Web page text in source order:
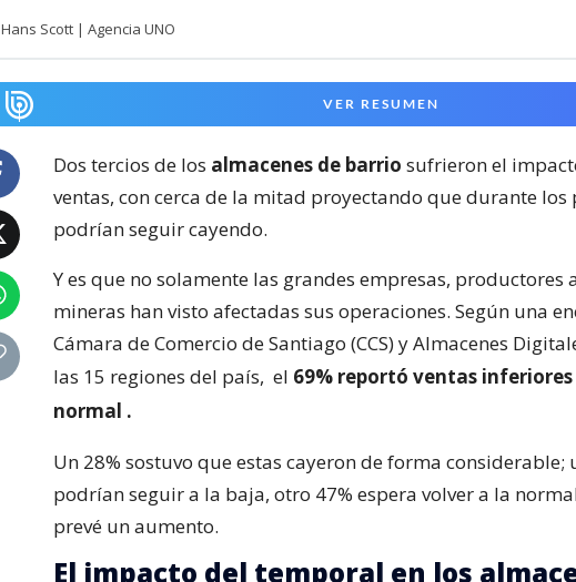
Hans Scott | Agencia UNO
VER RESUMEN
Dos tercios de los almacenes de barrio sufrieron el
ventas, con cerca de la mitad proyectando que durante
podrían seguir cayendo.
Y es que no solamente las grandes empresas, productores
mineras han visto afectadas sus operaciones. Según una
Cámara de Comercio de Santiago (CCS) y Almacenes
las 15 regiones del país, el 69% reportó ventas inferiores
normal .
Un 28% sostuvo que estas cayeron de forma considerable;
podrían seguir a la baja, otro 47% espera volver a la
prevé un aumento.
El impacto del temporal en los